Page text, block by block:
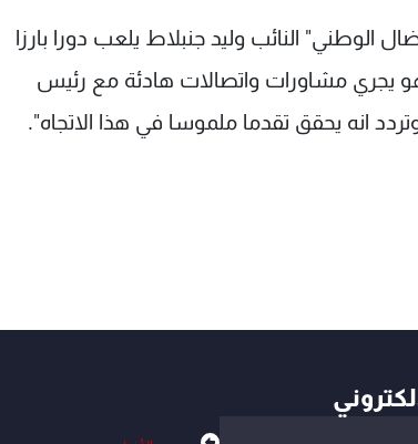
الوطني" النائب وليد جنبلاط يلعب دورا بارزا
يجري مشاورات واتصالات هادئة مع رئيس
انه يحقق تقدما ملموسا في هذا الاتجاه".